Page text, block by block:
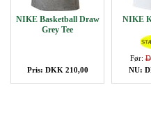
NIKE Basketball Draw
Grey Tee
Pris: DKK 210,00
NIKE
Før:
NU: